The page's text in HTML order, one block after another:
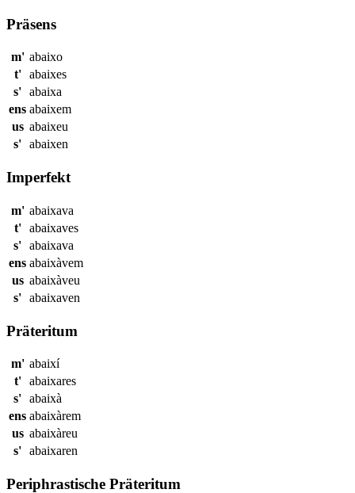
Präsens
m' abaixo
t'
abaixes
s' abaixa
ens abaixem
us abaixeu
s' abaixen
Imperfekt
m' abaixava
t'
abaixaves
s' abaixava
ens abaixàvem
us abaixàveu
s' abaixaven
Präteritum
m' abaixí
t'
abaixares
s' abaixà
ens abaixàrem
us abaixàreu
s' abaixaren
Periphrastische Präteritum